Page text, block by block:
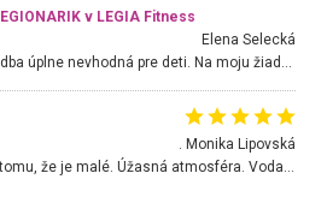
v LEGIA Fitness
Elena Selecká
Kútik výborný, ale hlučná hudba úplne nevhodná pre deti. Na moju žiadosť o aspoň sušenie nereagovali.
. Monika Lipovská